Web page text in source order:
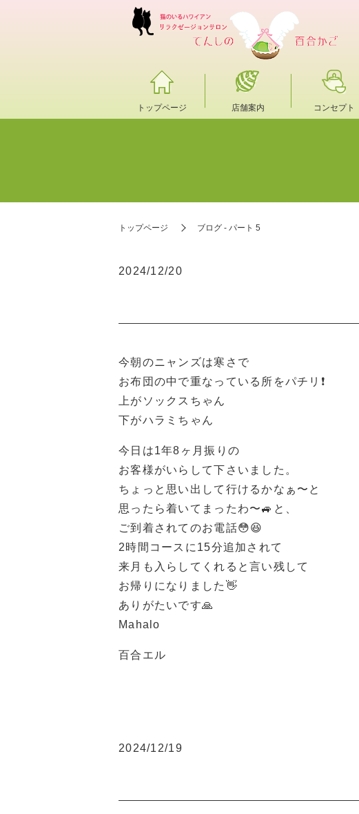
トップページ 店舗案内 コンセプト
トップページ ブログ - パート 5
2024/12/20
今朝のニャンズは寒さで
お布団の中で重なっている所をパチリ❗️
上がソックスちゃん
下がハラミちゃん
今日は1年8ヶ月振りの
お客様がいらして下さいました。
ちょっと思い出して行けるかなぁ〜と
思ったら着いてまったわ〜🚙と、
ご到着されてのお電話😳😆
2時間コースに15分追加されて
来月も入らしてくれると言い残して
お帰りになりました👋
ありがたいです🙏
Mahalo
百合エル
2024/12/19